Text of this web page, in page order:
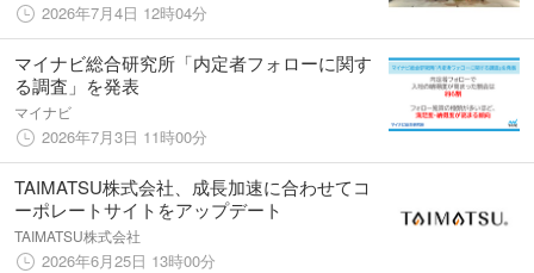
2026年7月4日 12時04分
マイナビ総合研究所「内定者フォローに関す
る調査」を発表
マイナビ
2026年7月3日 11時00分
TAIMATSU株式会社、成長加速に合わせてコ
ーポレートサイトをアップデート
TAIMATSU株式会社
2026年6月25日 13時00分